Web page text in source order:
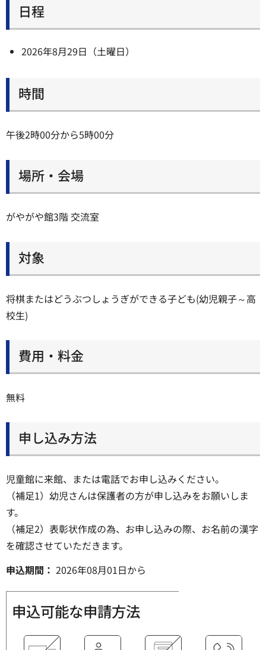
日程
2026年8月29日（土曜日）
時間
午後2時00分から5時00分
場所・会場
がやがや館3階 交流室
対象
将棋またはどうぶつしょうぎができる子ども(幼児親子～高
校生)
費用・料金
無料
申し込み方法
児童館に来館、または電話でお申し込みください。
（補足1）幼児さんは保護者の方が申し込みをお願いしま
す。
（補足2）表彰状作成の為、お申し込みの際、お名前の漢字
を確認させていただきます。
申込期間： 2026年08月01日から
申込可能な申請方法